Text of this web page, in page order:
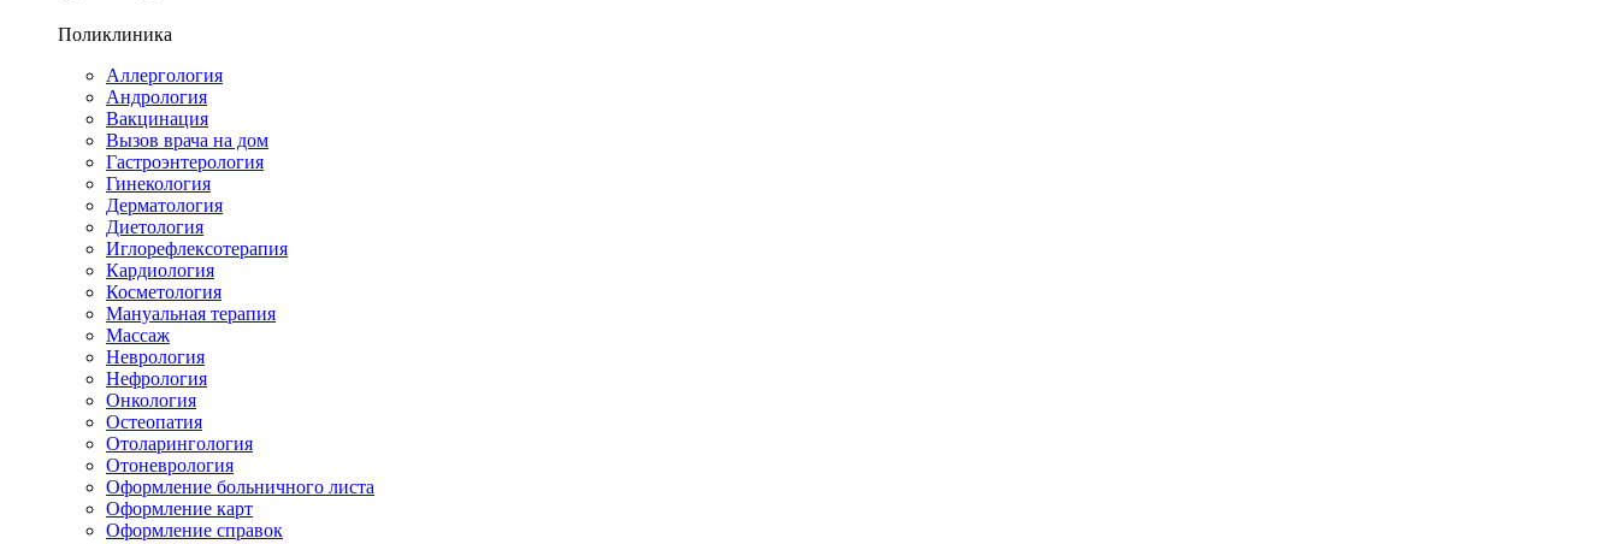
Поликлиника
Аллергология
Андрология
Вакцинация
Вызов врача на дом
Гастроэнтерология
Гинекология
Дерматология
Диетология
Иглорефлексотерапия
Кардиология
Косметология
Мануальная терапия
Массаж
Неврология
Нефрология
Онкология
Остеопатия
Отоларингология
Отоневрология
Оформление больничного листа
Оформление карт
Оформление справок